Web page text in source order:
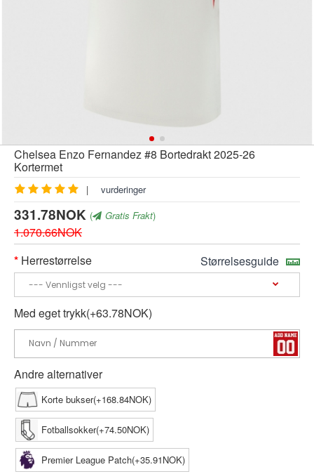
Chelsea Enzo Fernandez #8 Bortedrakt 2025-26
Kortermet
| vurderinger
331.78NOK ( Gratis Frakt)
1.070.66NOK
Herrestørrelse
Størrelsesguide
Med eget trykk(+63.78NOK)
Andre alternativer
Korte bukser(+168.84NOK)
Fotballsokker(+74.50NOK)
Premier League Patch(+35.91NOK)